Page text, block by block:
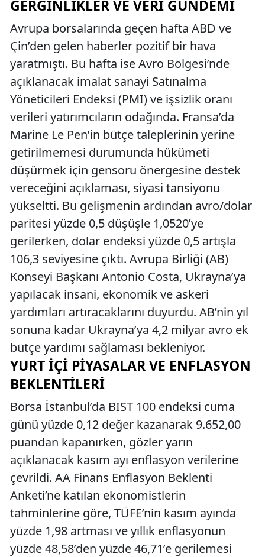
GERGINLIKLER VE VERI GÜNDEMI
Avrupa borsalarında geçen hafta ABD ve
Çin’den gelen haberler pozitif bir hava
yaratmıştı. Bu hafta ise Avro Bölgesi’nde
açıklanacak imalat sanayi Satınalma
Yöneticileri Endeksi (PMI) ve işsizlik oranı
verileri yatırımcıların odağında. Fransa’da
Marine Le Pen’in bütçe taleplerinin yerine
getirilmemesi durumunda hükümeti
düşürmek için gensoru önergesine destek
vereceğini açıklaması, siyasi tansiyonu
yükseltti. Bu gelişmenin ardından avro/dolar
paritesi yüzde 0,5 düşüşle 1,0520’ye
gerilerken, dolar endeksi yüzde 0,5 artışla
106,3 seviyesine çıktı. Avrupa Birliği (AB)
Konseyi Başkanı Antonio Costa, Ukrayna’ya
yapılacak insani, ekonomik ve askeri
yardımları artıracaklarını duyurdu. AB’nin yıl
sonuna kadar Ukrayna’ya 4,2 milyar avro ek
bütçe yardımı sağlaması bekleniyor.
YURT İÇI PIYASALAR VE ENFLASYON
BEKLENTILERI
Borsa İstanbul’da BIST 100 endeksi cuma
günü yüzde 0,12 değer kazanarak 9.652,00
puandan kapanırken, gözler yarın
açıklanacak kasım ayı enflasyon verilerine
çevrildi. AA Finans Enflasyon Beklenti
Anketi’ne katılan ekonomistlerin
tahminlerine göre, TÜFE’nin kasım ayında
yüzde 1,98 artması ve yıllık enflasyonun
yüzde 48,58’den yüzde 46,71’e gerilemesi